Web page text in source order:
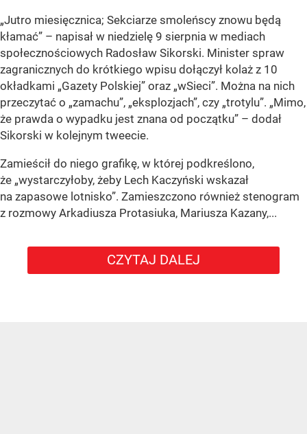
„Jutro miesięcznica; Sekciarze smoleńscy znowu będą
kłamać” – napisał w niedzielę 9 sierpnia w mediach
społecznościowych Radosław Sikorski. Minister spraw
zagranicznych do krótkiego wpisu dołączył kolaż z 10
okładkami „Gazety Polskiej” oraz „wSieci”. Można na nich
przeczytać o „zamachu”, „eksplozjach”, czy „trotylu”. „Mimo,
że prawda o wypadku jest znana od początku” – dodał
Sikorski w kolejnym tweecie.
Zamieścił do niego grafikę, w której podkreślono,
że „wystarczyłoby, żeby Lech Kaczyński wskazał
na zapasowe lotnisko”. Zamieszczono również stenogram
z rozmowy Arkadiusza Protasiuka, Mariusza Kazany,...
CZYTAJ DALEJ